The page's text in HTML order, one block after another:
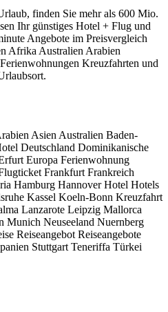
finden Sie mehr als 600 Mio.
Ihr günstiges Hotel + Flug und
Angebote im Preisvergleich
Afrika Australien Arabien
Kreuzfahrten und
Asien Australien Baden-
Deutschland Dominikanische
Europa Ferienwohnung
Frankfurt Frankreich
Hamburg Hannover Hotel Hotels
Kassel Koeln-Bonn Kreuzfahrt
Lanzarote Leipzig Mallorca
Munich Neuseeland Nuernberg
Reiseangebot Reiseangebote
Stuttgart Teneriffa Türkei